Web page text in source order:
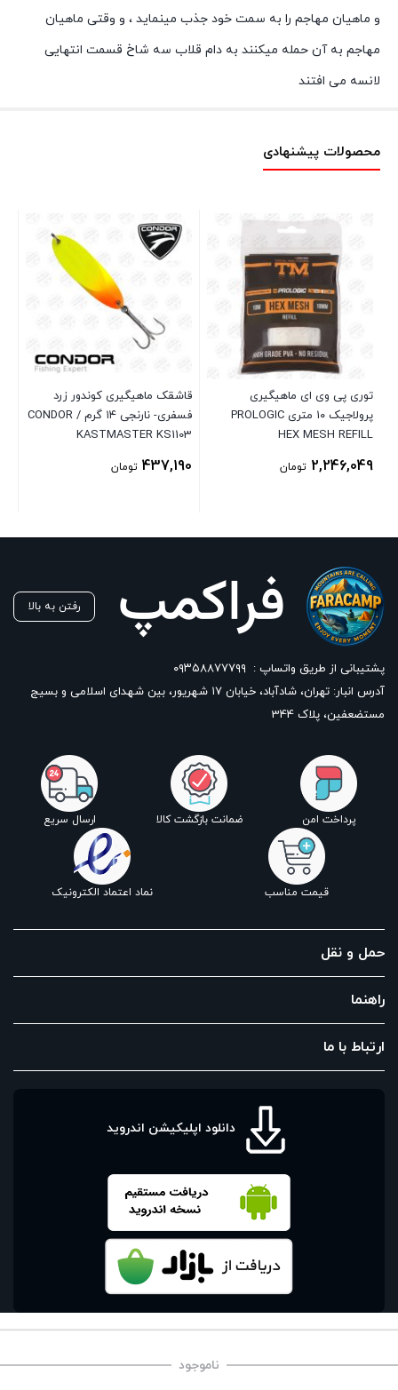
ناموجود
و ماهیان مهاجم را به سمت خود جذب مینماید ، و وقتی ماهیان
مهاجم به آن حمله میکنند به دام قلاب سه شاخ قسمت انتهایی
لانسه می افتند
محصولات پیشنهادی
توری پی وی ای ماهیگیری
پرولاجیک ۱۰ متری PROLOGIC
HEX MESH REFILL
2,246,049 تومان
قاشقک ماهیگیری کوندور زرد
فسفری- نارنجی ۱۴ گرم / CONDOR
KASTMASTER KS1103
437,190 تومان
رفتن به بالا
پشتیبانی از طریق واتساپ : ۰۹۳۵۸۸۷۷۷۹۹
آدرس انبار: تهران، شادآباد، خیابان ١٧ شهریور، بین شهدای اسلامی و بسیج
مستضعفین، پلاک 344
پرداخت امن ضمانت بازگشت کالا ارسال سریع
قیمت مناسب نماد اعتماد الکترونیک
حمل و نقل
راهنما
ارتباط با ما
دانلود اپلیکیشن اندروید